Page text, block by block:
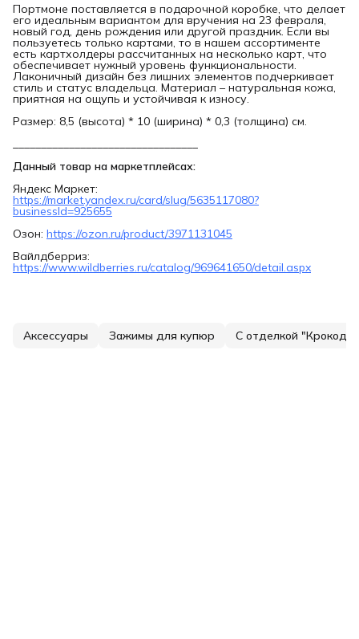
Портмоне поставляется в подарочной коробке, что делает
его идеальным вариантом для вручения на 23 февраля,
новый год, день рождения или другой праздник. Если вы
пользуетесь только картами, то в нашем ассортименте
есть картхолдеры рассчитанных на несколько карт, что
обеспечивает нужный уровень функциональности.
Лаконичный дизайн без лишних элементов подчеркивает
стиль и статус владельца. Материал – натуральная кожа,
приятная на ощупь и устойчивая к износу.
Размер: 8,5 (высота) * 10 (ширина) * 0,3 (толщина) см.
Данный товар на маркетплейсах:
Яндекс Маркет:
https://market.yandex.ru/card/slug/5635117080?
businessId=925655
Озон: https://ozon.ru/product/3971131045
Вайлдберриз:
https://www.wildberries.ru/catalog/969641650/detail.aspx
Аксессуары Зажимы для купюр С отделкой